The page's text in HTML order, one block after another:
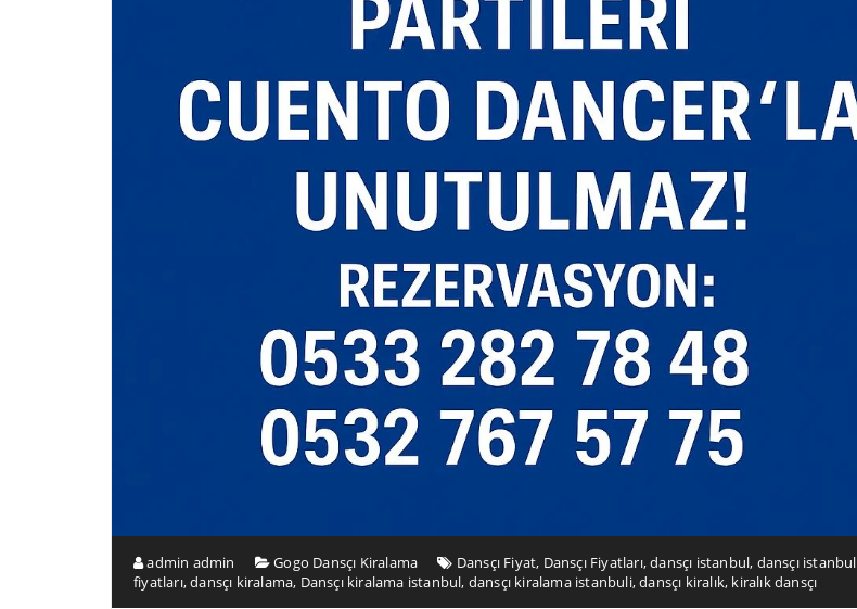
admin admin Gogo Dansçı Kiralama Dansçı Fiyat, Dansçı Fiyatları,dansçı istanbul, dansçı istanbul
fiyatları,dansçı kiralama, Dansçı kiralama istanbul, dansçı kiralama istanbuli,dansçı kiralık, kiralık dansçı